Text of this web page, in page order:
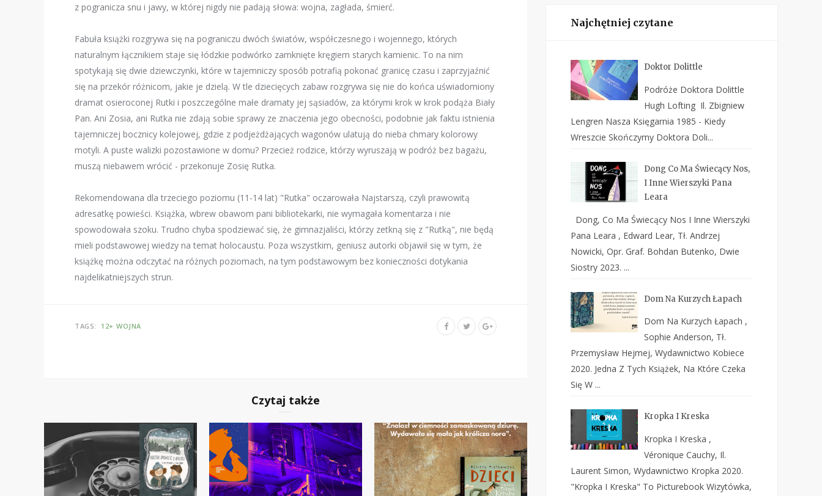
z pogranicza snu i jawy, w której nigdy nie padają słowa: wojna, zagłada, śmierć.
Fabuła książki rozgrywa się na pograniczu dwóch światów, współczesnego i wojennego, których
naturalnym łącznikiem staje się łódzkie podwórko zamknięte kręgiem starych kamienic. To na nim
spotykają się dwie dziewczynki, które w tajemniczy sposób potrafią pokonać granicę czasu i zaprzyjaźnić
się na przekór różnicom, jakie je dzielą. W tle dziecięcych zabaw rozgrywa się nie do końca uświadomiony
dramat osieroconej Rutki i poszczególne małe dramaty jej sąsiadów, za którymi krok w krok podąża Biały
Pan. Ani Zosia, ani Rutka nie zdają sobie sprawy ze znaczenia jego obecności, podobnie jak faktu istnienia
tajemniczej bocznicy kolejowej, gdzie z podjeżdżających wagonów ulatują do nieba chmary kolorowy
motyli. A puste walizki pozostawione w domu? Przecież rodzice, którzy wyruszają w podróż bez bagażu,
muszą niebawem wrócić - przekonuje Zosię Rutka.
Rekomendowana dla trzeciego poziomu (11-14 lat) "Rutka" oczarowała Najstarszą, czyli prawowitą
adresatkę powieści. Książka, wbrew obawom pani bibliotekarki, nie wymagała komentarza i nie
spowodowała szoku. Trudno chyba spodziewać się, że gimnazjaliści, którzy zetkną się z "Rutką", nie będą
mieli podstawowej wiedzy na temat holocaustu. Poza wszystkim, geniusz autorki objawił się w tym, że
książkę można odczytać na różnych poziomach, na tym podstawowym bez konieczności dotykania
najdelikatniejszych strun.
TAGS: 12+ WOJNA
Czytaj także
Najchętniej czytane
Doktor Dolittle
Podróże Doktora Dolittle
Hugh Lofting Il. Zbigniew
Lengren Nasza Księgarnia 1985 - Kiedy
Wreszcie Skończymy Doktora Doli...
Dong Co Ma Świecący Nos,
I Inne Wierszyki Pana
Leara
Dong, Co Ma Świecący Nos I Inne Wierszyki
Pana Leara , Edward Lear, Tł. Andrzej
Nowicki, Opr. Graf. Bohdan Butenko, Dwie
Siostry 2023. ...
Dom Na Kurzych Łapach
Dom Na Kurzych Łapach ,
Sophie Anderson, Tł.
Przemysław Hejmej, Wydawnictwo Kobiece
2020. Jedna Z Tych Książek, Na Które Czeka
Się W ...
Kropka I Kreska
Kropka I Kreska ,
Véronique Cauchy, Il.
Laurent Simon, Wydawnictwo Kropka 2020.
"Kropka I Kreska" To Picturebook Wizytówka,